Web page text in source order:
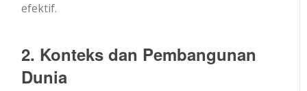
efektif.
2. Konteks dan Pembangunan
Dunia